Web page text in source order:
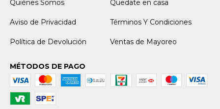
Quiénes Somos
Quedate en casa
Aviso de Privacidad Términos Y Condiciones
Política de Devolución Ventas de Mayoreo
MÉTODOS DE PAGO